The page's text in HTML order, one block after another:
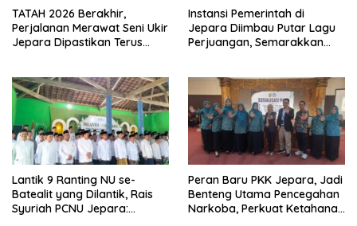
TATAH 2026 Berakhir,
Perjalanan Merawat Seni Ukir
Jepara Dipastikan Terus
Instansi Pemerintah di
Jepara Diimbau Putar Lagu
Perjuangan, Semarakkan
Lantik 9 Ranting NU se-
Batealit yang Dilantik, Rais
Syuriah PCNU Jepara:
Peran Baru PKK Jepara, Jadi
Benteng Utama Pencegahan
Narkoba, Perkuat Ketahanan